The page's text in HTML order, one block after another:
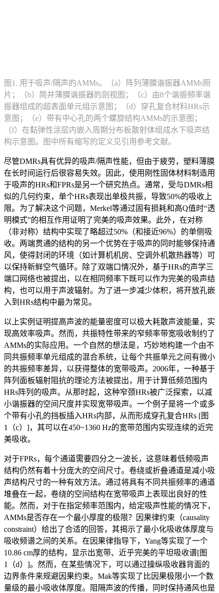
图1. 用于吸声/隔声的AMMs。（a）阵列薄膜谐振器AMMs照
片；（b）简并薄膜谐振器的剖视图；（c）由8个谐振频率谐
振器组成的超表面单元组示意图；（d）穿孔复合材料HRs示
意图；（e）带有中心孔的两个螺旋结构AMMs的示意图；
（f）在黏弹性涂层内嵌入周期分布板散射体组成水下吸声结
构示意图。图中所有缩写的定义见引用参考文献。
尽管DMRs具有优异的吸声/隔声性能，但由于疲劳，塑料薄膜
在长时间运行后很容易失效。因此，使用刚性固体材料制造用
于吸声的HRs和FPRs是另一个研究热点。通常，受与DMRs相
似的几何约束，单个HRs表现出单极共振，导致50%的吸收上
限。为了解决这个问题，Merkel等通过固有损耗和高Q值时“透
明模式”的相互作用证明了完美的吸声效果。此外，在对称
（非对称）结构中实现了略超过50%（和接近96%）的单侧吸
收。两端贯通的结构的另一个优势在于吸声的同时能够保持通
风，使得封闭的环境（如计算机机房、空调外机散热器等）可
以保持新鲜空气循环。除了双端口情况外，基于HRs的声学三
端口网络也被提出，以在相同频率下既可以作为完美的吸声结
构，也可以用于声波辐射。为了进一步减少体积，将开放孔嵌
入到HRs结构中最为常见。
以上实例证明提高声波的能量密度可以极大耗散声波能量，实
现高效率吸声。然而，共振特性带来的窄频率带宽吸收制约了
AMMs的实际应用。一个自然的想法是，巧妙地构建一个由不
同共振频率单元组成的混合系统，让每个共振单元之间有微小
的共振频率差异，以获得整体的宽带吸声。2006年，一种基于
阵列面板辐射阻抗的理论方法被提出，用于计算低频范围内
HRs阵列的吸声。从那时起，这种窄颈HRs被广泛探索，以减
小谐振器的空间尺度并实现宽带吸声。一个例子是将一个或多
个带有小孔的挡板插入HRs内部，从而形成穿孔复合HRs [图
1（c）]，其可以在450~1360 Hz的宽带范围内实现连续的近完
美吸收。
对于FPRs，每个通道需要四分之一波长，这意味着低频吸声
结构仍然有着十分庞大的空间尺寸。卷绕或折叠通道是减小吸
声结构尺寸的一种有效方法。通过将具有不同共振频率的通道
堆叠在一起，卷绕的空间结构在宽带吸声上表现出良好的性
能。然而，对于在指定频率范围内，给定吸声性能的情况下，
AMMs是否存在一个最小厚度的极限？因果律约束（causality
constraint）给出了合适的回答，其揭示了最小化吸收体厚度与
吸收频谱之间的关系。在因果律指导下，Yang等实现了一个
10.86 cm厚的结构，显示出宽带、近乎完美的平坦吸收谱[图
1（d）]。然而，在某些情况下，可以通过操纵吸收器背面的
边界条件来规避因果约束。Mak等实现了比因果极限小一个数
量级的最小吸收体厚度。阻隔声波的传播，同时保持通风也是